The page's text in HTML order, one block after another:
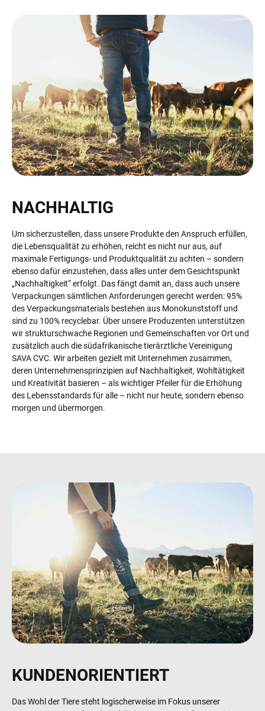
NACHHALTIG
Um sicherzustellen, dass unsere Produkte den Anspruch erfüllen,
die Lebensqualität zu erhöhen, reicht es nicht nur aus, auf
maximale Fertigungs- und Produktqualität zu achten – sondern
ebenso dafür einzustehen, dass alles unter dem Gesichtspunkt
„Nachhaltigkeit“ erfolgt. Das fängt damit an, dass auch unsere
Verpackungen sämtlichen Anforderungen gerecht werden: 95%
des Verpackungsmaterials bestehen aus Monokunststoff und
sind zu 100% recyclebar. Über unsere Produzenten unterstützen
wir strukturschwache Regionen und Gemeinschaften vor Ort und
zusätzlich auch die südafrikanische tierärztliche Vereinigung
SAVA CVC. Wir arbeiten gezielt mit Unternehmen zusammen,
deren Unternehmensprinzipien auf Nachhaltigkeit, Wohltätigkeit
und Kreativität basieren – als wichtiger Pfeiler für die Erhöhung
des Lebensstandards für alle – nicht nur heute, sondern ebenso
morgen und übermorgen.
KUNDENORIENTIERT
Das Wohl der Tiere steht logischerweise im Fokus unserer